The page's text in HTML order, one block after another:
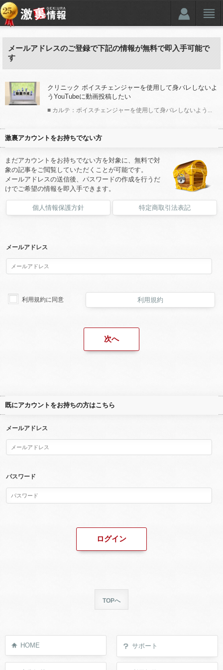
メールアドレスのご登録で下記の情報が無料で即入手可能で
す
クリニック ボイスチェンジャーを使用して身バレしないよ
うYouTubeに動画投稿したい
■ カルテ：ボイスチェンジャーを使用して身バレしないよう...
激裏アカウントをお持ちでない方
まだアカウントをお持ちでない方を対象に、無料で対
象の記事をご閲覧していただくことが可能です。
メールアドレスの送信後、パスワードの作成を行うだ
けでご希望の情報を即入手できます。
個人情報保護方針 特定商取引法表記
メールアドレス
利用規約に同意 利用規約
既にアカウントをお持ちの方はこちら
メールアドレス
パスワード
TOPへ
HOME サポート